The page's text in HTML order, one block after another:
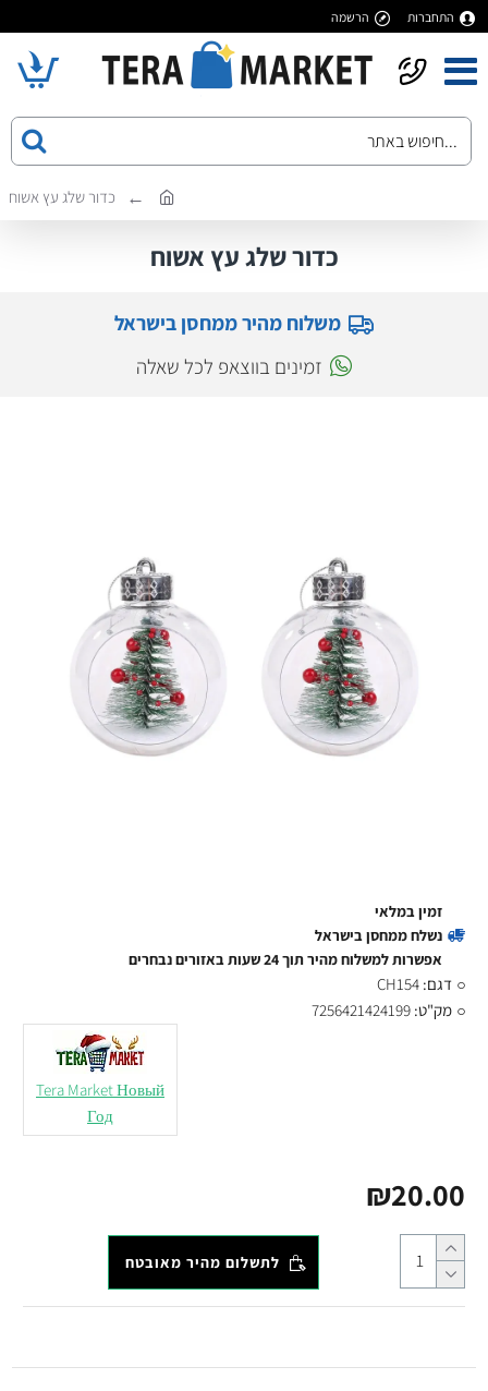
התחברות הרשמה
כדור שלג עץ אשוח
כדור שלג עץ אשוח
משלוח מהיר ממחסן בישראל
זמינים בווצאפ לכל שאלה
₪20.00
זמין במלאי
נשלח ממחסן בישראל
אפשרות למשלוח מהיר תוך 24 שעות באזורים נבחרים
דגם: CH154
מק"ט: 7256421424199
Tera Market Новый
Год
לתשלום מהיר מאובטח